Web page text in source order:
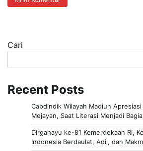
Cari
Recent Posts
Cabdindik Wilayah Madiun Apresiasi
Mejayan, Saat Literasi Menjadi
Dirgahayu ke-81 Kemerdekaan RI,
Indonesia Berdaulat, Adil, dan